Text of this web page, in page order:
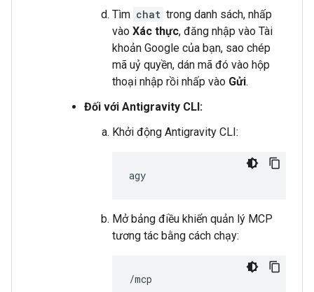
Tìm chat trong danh sách, nhấp
vào Xác thực, đăng nhập vào Tài
khoản Google của bạn, sao chép
mã uỷ quyền, dán mã đó vào hộp
thoại nhập rồi nhấp vào Gửi.
Đối với Antigravity CLI:
Khởi động Antigravity CLI:
Mở bảng điều khiển quản lý MCP
tương tác bằng cách chạy: